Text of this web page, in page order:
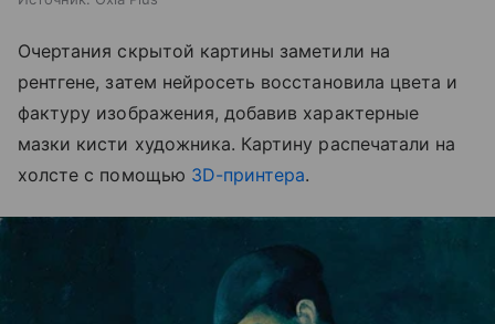
Очертания скрытой картины заметили на
рентгене, затем нейросеть восстановила цвета и
фактуру изображения, добавив характерные
мазки кисти художника. Картину распечатали на
холсте с помощью 3D-принтера.